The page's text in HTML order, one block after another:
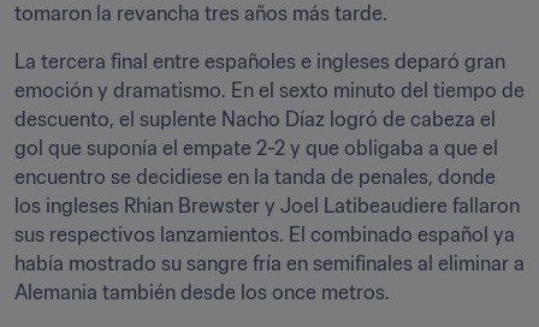
tomaron la revancha tres años más tarde.
La tercera final entre españoles e ingleses deparó gran
emoción y dramatismo. En el sexto minuto del tiempo de
descuento, el suplente Nacho Díaz logró de cabeza el
gol que suponía el empate 2-2 y que obligaba a que el
encuentro se decidiese en la tanda de penales, donde
los ingleses Rhian Brewster y Joel Latibeaudiere fallaron
sus respectivos lanzamientos. El combinado español ya
había mostrado su sangre fría en semifinales al eliminar a
Alemania también desde los once metros.